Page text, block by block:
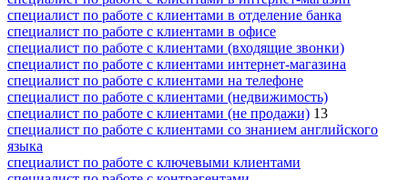
специалист по работе с клиентами в отделение банка
специалист по работе с клиентами в офисе
специалист по работе с клиентами (входящие звонки)
специалист по работе с клиентами интернет-магазина
специалист по работе с клиентами на телефоне
специалист по работе с клиентами (недвижимость)
специалист по работе с клиентами (не продажи) 13
специалист по работе с клиентами со знанием английского
языка
специалист по работе с ключевыми клиентами